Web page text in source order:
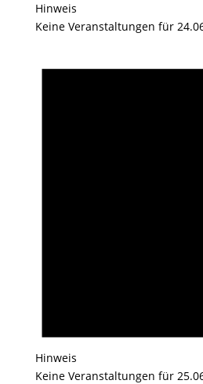
Hinweis
Keine Veranstaltungen für
Hinweis
Keine Veranstaltungen für